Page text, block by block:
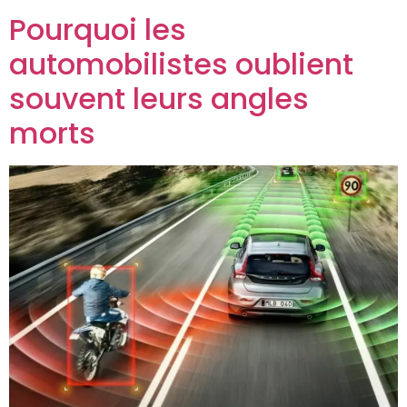
Pourquoi les
automobilistes oublient
souvent leurs angles
morts